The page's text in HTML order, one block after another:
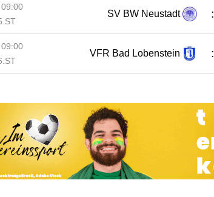
09:00
SV BW Neustadt :
09:00
VFR Bad Lobenstein :